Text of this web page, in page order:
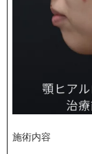
施術内容